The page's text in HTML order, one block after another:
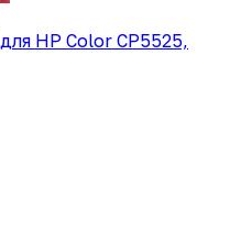
HP Color CP5525,